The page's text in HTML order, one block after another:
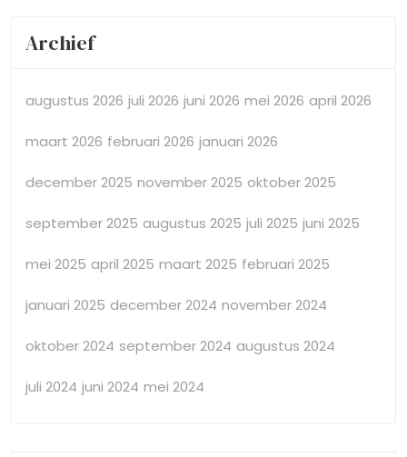
Archief
augustus 2026 juli 2026 juni 2026 mei 2026 april 2026
maart 2026 februari 2026 januari 2026
december 2025 november 2025 oktober 2025
september 2025 augustus 2025 juli 2025 juni 2025
mei 2025 april 2025 maart 2025 februari 2025
januari 2025 december 2024 november 2024
oktober 2024 september 2024 augustus 2024
juli 2024 juni 2024 mei 2024